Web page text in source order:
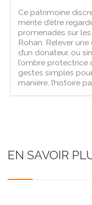
Ce patrimoine
mérite d’être
promenades sur
Rohan. Relever
d’un donateur, ou
l’ombre protectrice
gestes simples
manière, l’histoire
EN SAVOIR